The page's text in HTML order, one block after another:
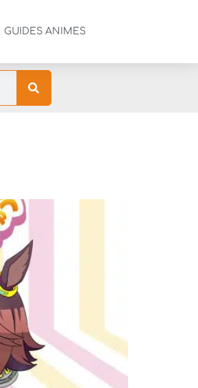
GUIDES ANIMES